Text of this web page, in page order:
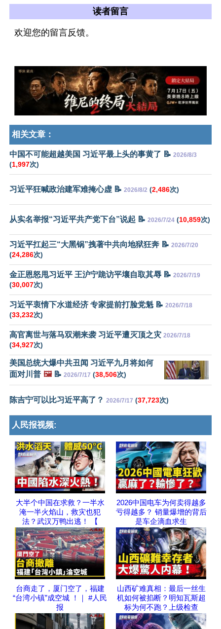
读者留言
欢迎您的留言反馈。
相关文章：
中国不可能超越美国 习近平最上头的事黄了 📝 2026/8/3
(1,997次)
习近平狂喊政治建军难掩心虚 📝 2026/8/2 (2,486次)
从实名举报“习近平共产党下台”说起 📝 2026/7/24 (10,859次)
习近平扛起三“大黑锅”拽著中共向地狱狂奔 📝 2026/7/20
(24,286次)
金正恩怒甩习近平 王沪宁跪访平壤自取其辱 📝 2026/7/19
(30,007次)
习近平衷情下水道经济 专家提前打脸党魁 📝 2026/7/18
(33,232次)
高官离世与落马双潮来袭 习近平遭灭顶之灾 2026/7/18
(34,927次)
美国总统大爆中共丑闻 习近平九月将如何
面对川普 🖼️📝 2026/7/17 (38,506次)
陈吉宁可以比习近平高了？ 2026/7/17 (37,723次)
人民报视频:
大半个中国在求救？一半水
淹一半火焰山，救灾也犯
法？武汉万鸭出逃！ 【
2026中国电车为何卖得越多
亏得越多？ 销量爆增的背后
是车企滴血求生
台商走了，厦门空了，福建
“台湾小镇”成空城 ！｜ #人民
报
山西矿难真相：最后一丝生
机如何被掐断？明知瓦斯超
标为何不跑？上级检查